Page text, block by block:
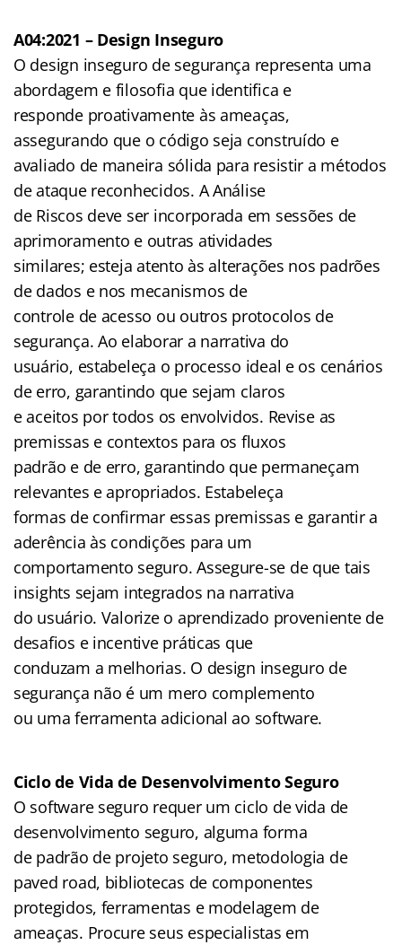
A04:2021 – Design Inseguro
O design inseguro de segurança representa uma
abordagem e filosofia que identifica e
responde proativamente às ameaças,
assegurando que o código seja construído e
avaliado de maneira sólida para resistir a métodos
de ataque reconhecidos. A Análise
de Riscos deve ser incorporada em sessões de
aprimoramento e outras atividades
similares; esteja atento às alterações nos padrões
de dados e nos mecanismos de
controle de acesso ou outros protocolos de
segurança. Ao elaborar a narrativa do
usuário, estabeleça o processo ideal e os cenários
de erro, garantindo que sejam claros
e aceitos por todos os envolvidos. Revise as
premissas e contextos para os fluxos
padrão e de erro, garantindo que permaneçam
relevantes e apropriados. Estabeleça
formas de confirmar essas premissas e garantir a
aderência às condições para um
comportamento seguro. Assegure-se de que tais
insights sejam integrados na narrativa
do usuário. Valorize o aprendizado proveniente de
desafios e incentive práticas que
conduzam a melhorias. O design inseguro de
segurança não é um mero complemento
ou uma ferramenta adicional ao software.
Ciclo de Vida de Desenvolvimento Seguro
O software seguro requer um ciclo de vida de
desenvolvimento seguro, alguma forma
de padrão de projeto seguro, metodologia de
paved road, bibliotecas de componentes
protegidos, ferramentas e modelagem de
ameaças. Procure seus especialistas em